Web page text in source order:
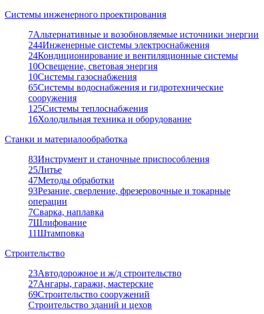
Системы инженерного проектирования
7Альтернативные и возобновляемые источники энергии
244Инженерные системы электроснабжения
24Кондиционирование и вентиляционные системы
10Освещение, световая энергия
10Системы газоснабжения
65Системы водоснабжения и гидротехнические
сооружения
125Системы теплоснабжения
16Холодильная техника и оборудование
Станки и материалообработка
83Инструмент и станочные приспособления
25Литье
47Методы обработки
93Резание, сверление, фрезеровочные и токарные
операции
7Сварка, наплавка
7Шлифование
11Штамповка
Строительство
23Автодорожное и ж/д строительство
27Ангары, гаражи, мастерские
69Строительство сооружений
Строительство зданий и цехов